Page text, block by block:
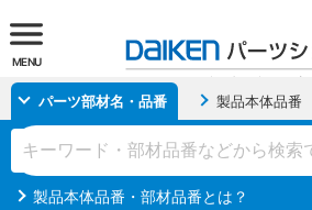
MENU
パーツ部材名・品番 製品本体品番
製品本体品番・部材品番とは？